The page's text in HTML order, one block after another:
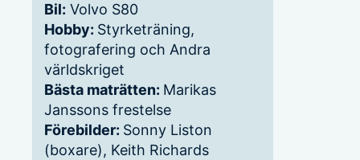
Bil: Volvo S80
Hobby: Styrketräning,
fotografering och Andra
världskriget
Bästa maträtten: Marikas
Janssons frestelse
Förebilder: Sonny Liston
(boxare), Keith Richards